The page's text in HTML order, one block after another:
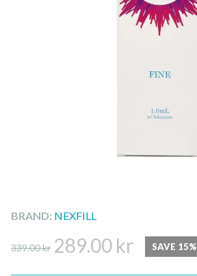
BRAND: NEXFILL
339.00kr Det
289.00 krDetSAVE 15%